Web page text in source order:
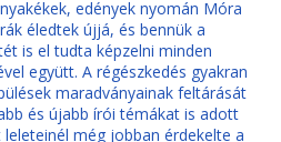
edények nyomán Móra
éledtek újjá, és bennük a
is el tudta képzelni minden
együtt. A régészkedés gyakran
maradványainak feltárását
és újabb írói témákat is adott
még jobban érdekelte a